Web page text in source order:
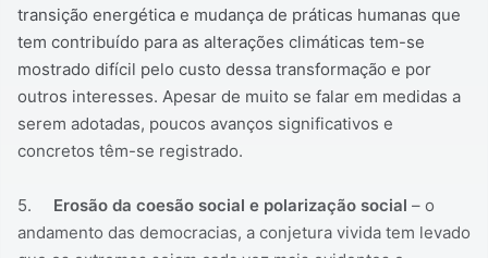
transição energética e mudança de práticas humanas que
tem contribuído para as alterações climáticas tem-se
mostrado difícil pelo custo dessa transformação e por
outros interesses. Apesar de muito se falar em medidas a
serem adotadas, poucos avanços significativos e
concretos têm-se registrado.
5. Erosão da coesão social e polarização social – o
andamento das democracias, a conjetura vivida tem levado